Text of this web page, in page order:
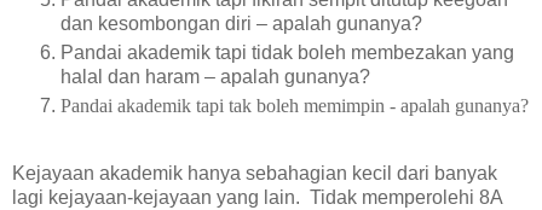
dan kesombongan diri – apalah gunanya?
Pandai akademik tapi tidak boleh membezakan yang
halal dan haram – apalah gunanya?
Pandai akademik tapi tak boleh memimpin - apalah gunanya?
Kejayaan akademik hanya sebahagian kecil dari banyak
lagi kejayaan-kejayaan yang lain. Tidak memperolehi 8A